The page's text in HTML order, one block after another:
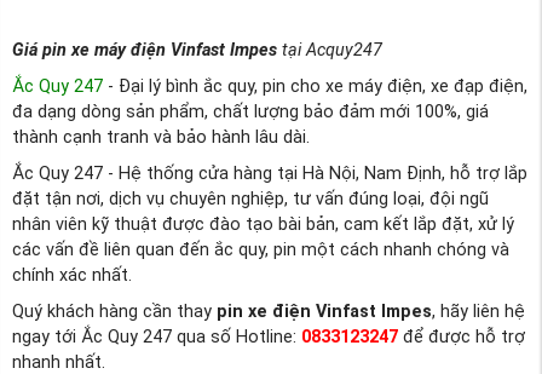
Giá pin xe máy điện Vinfast Impes tại Acquy247
Ắc Quy 247 - Đại lý bình ắc quy, pin cho xe máy điện, xe đạp điện,
đa dạng dòng sản phẩm, chất lượng bảo đảm mới 100%, giá
thành cạnh tranh và bảo hành lâu dài.
Ắc Quy 247 - Hệ thống cửa hàng tại Hà Nội, Nam Định, hỗ trợ lắp
đặt tận nơi, dịch vụ chuyên nghiệp, tư vấn đúng loại, đội ngũ
nhân viên kỹ thuật được đào tạo bài bản, cam kết lắp đặt, xử lý
các vấn đề liên quan đến ắc quy, pin một cách nhanh chóng và
chính xác nhất.
Quý khách hàng cần thay pin xe điện Vinfast Impes, hãy liên hệ
ngay tới Ắc Quy 247 qua số Hotline: 0833123247 để được hỗ trợ
nhanh nhất.